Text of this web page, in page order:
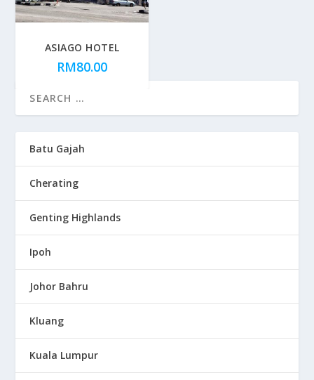
ASIAGO HOTEL
RM80.00
Batu Gajah
Cherating
Genting Highlands
Ipoh
Johor Bahru
Kluang
Kuala Lumpur